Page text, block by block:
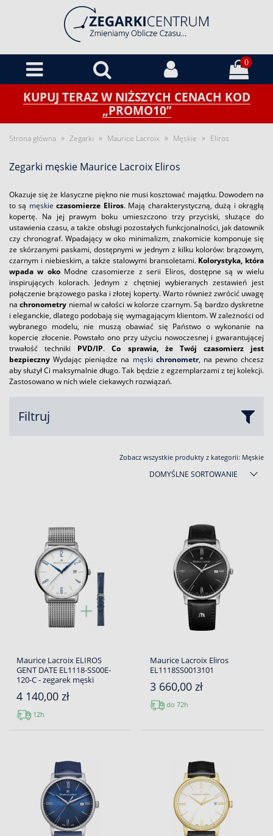
0
KUPUJ TERAZ W NIŻSZYCH CENACH KOD
„PROMO10”
Strona główna » Zegarki » Maurice Lacroix » Męskie » Eliros
Zegarki męskie Maurice Lacroix Eliros
Okazuje się że klasyczne piękno nie musi kosztować majątku. Dowodem na
to są męskie czasomierze Eliros. Mają charakterystyczną, dużą i okrągłą
kopertę. Na jej prawym boku umieszczono trzy przyciski, służące do
ustawienia czasu, a także obsługi pozostałych funkcjonalności, jak datownik
czy chronograf. Wpadający w oko minimalizm, znakomicie komponuje się
ze skórzanymi paskami, dostępnymi w jednym z kilku kolorów: brązowym,
czarnym i niebieskim, a także stalowymi bransoletami. Kolorystyka, która
wpada w oko Modne czasomierze z serii Eliros, dostępne są w wielu
inspirujących kolorach. Jednym z chętniej wybieranych zestawień jest
połączenie brązowego paska i złotej koperty. Warto również zwrócić uwagę
nachronometry niemal w całości w kolorze czarnym. Są bardzo dyskretne
i eleganckie, dlatego podobają się wymagającym klientom. W zależności od
wybranego modelu, nie muszą obawiać się Państwo o wykonanie na
kopercie złocenie. Powstało ono przy użyciu nowoczesnej i gwarantującej
trwałość techniki PVD/IP.Co sprawia, że Twój czasomierz jest
bezpiecznyWydając pieniądze na męski chronometr, na pewno chcesz
aby służył Ci maksymalnie długo. Tak będzie z egzemplarzami z tej kolekcji.
Zastosowano w nich wiele ciekawych rozwiązań.
Filtruj
Zobacz wszystkie produkty z kategorii: Męskie
DOMYŚLNE SORTOWANIE
Maurice Lacroix ELIROS
GENT DATE EL1118-SS00E-
120-C - zegarek męski
4 140,00 zł
12h
Maurice Lacroix Eliros
EL1118SS0013101
3 660,00 zł
do 72h